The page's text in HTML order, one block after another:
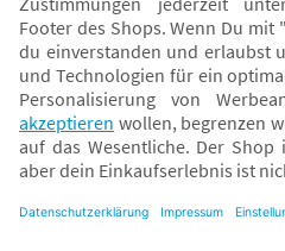
* Alle Preise inkl. MwSt. und ggf. zzgl.
abhängig von der von dir gewählten
Abholung in dem von dir gewählten
Onlineshop geltende Preis stellt bei einem
Nehmer eine unverbindliche
daher von dem Verkaufspreis im